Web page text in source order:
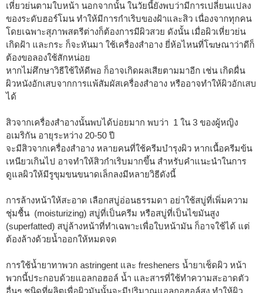
เหี่ยวย่นตามใบหน้า นอกจากนั้น ในวัยนี้ยังพบว่ามีการเปลี่ยนแปลง
ของระดับฮอร์โมน ทำให้มีการกำเริบของฝ้าและสิว เนื่องจากทุกคน
โดยเฉพาะสุภาพสตรีต่างก็ต้องการมีผิวสวย ดังนั้น เมื่อผิวเหี่ยวย่น
เกิดฝ้า และกระ ก็จะหันมา ใช้เครื่องสำอาง ยี่ห้อไหนที่โฆษณาว่าดีก็
ต้องขอลองใช้สักหน่อย
หากไม่ศึกษาวิธีใช้ให้ดีพอ ก็อาจเกิดผลเสียตามมาอีก เช่น เกิดผื่น
ผิวหนังอักเสบจากการแพ้สัมผัสเครื่องสำอาง หรืออาจทำให้ผิวอักเสบ
ได้
สิวจากเครื่องสำอางนั้นพบได้บ่อยมาก พบว่า 1 ใน 3 ของผู้หญิง
อเมริกัน อายุระหว่าง 20-50 ปี
จะมีสิวจากเครื่องสำอาง หลายคนที่ใช้ครีมบำรุงผิว หากเนื้อครีมข้น
เหนียวเกินไป อาจทำให้สิวกำเริบมากขึ้น สำหรับคำแนะนำในการ
ดูแลผิวให้มีรูขุมขนขนาดเล็กลงมีหลายวิธีดังนี้
การล้างหน้าให้สะอาด เลือกสบู่อ่อนธรรมดา อย่าใช้สบู่ที่เพิ่มความ
ชุ่มชื้น (moisturizing) สบู่ที่เป็นครีม หรือสบู่ที่เป็นไขมันสูง
(superfatted) สบู่ล้างหน้าที่ทำเฉพาะเพื่อใบหน้ามัน ก็อาจใช้ได้ แต่
ต้องล้างด้วยน้ำออกให้หมดจด
การใช้น้ำยาทาพวก astringent และ fresheners น้ำยาเช็ดผิว หน้า
พวกนี้ประกอบด้วยแอลกอฮอล์ น้ำ และสารที่ใช้ทำความสะอาดตัว
อื่นๆ ชนิดที่ผลิตเพื่อผิวมันนั้นจะมีปริมาณแอลกอฮอล์สูง ทำให้ผิว